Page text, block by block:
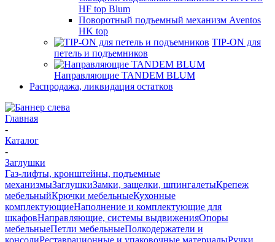
HF top Blum
Поворотный подъемный механизм Aventos
HK top
TIP-ON для
петель и подъемников
Направляющие TANDEM BLUM
Распродажа, ликвидация остатков
Главная
-
Каталог
-
Заглушки
Газ-лифты, кронштейны, подъемные
механизмыЗаглушкиЗамки, защелки, шпингалетыКрепеж
мебельныйКрючки мебельныеКухонные
комплектующиеНаполнение и комплектующие для
шкафовНаправляющие, системы выдвиженияОпоры
мебельныеПетли мебельныеПолкодержатели и
консолиРеставрационные и упаковочные материалыРучки